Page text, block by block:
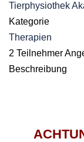
Tierphysiothek
Kategorie
Therapien
2 Teilnehmer
Beschreibung